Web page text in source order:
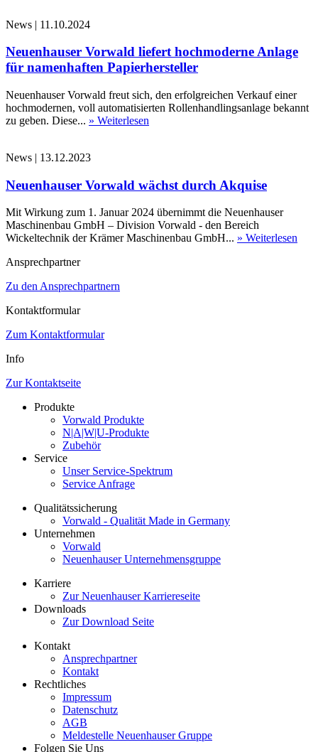
News | 11.10.2024
Neuenhauser Vorwald liefert hochmoderne Anlage
für namenhaften Papierhersteller
Neuenhauser Vorwald freut sich, den erfolgreichen Verkauf einer
hochmodernen, voll automatisierten Rollenhandlingsanlage bekannt
zu geben. Diese... » Weiterlesen
News | 13.12.2023
Neuenhauser Vorwald wächst durch Akquise
Mit Wirkung zum 1. Januar 2024 übernimmt die Neuenhauser
Maschinenbau GmbH – Division Vorwald - den Bereich
Wickeltechnik der Krämer Maschinenbau GmbH... » Weiterlesen
Ansprechpartner
Zu den Ansprechpartnern
Kontaktformular
Zum Kontaktformular
Info
Zur Kontaktseite
Produkte
Vorwald Produkte
N|A|W|U-Produkte
Zubehör
Service
Unser Service-Spektrum
Service Anfrage
Qualitätssicherung
Vorwald - Qualität Made in Germany
Unternehmen
Vorwald
Neuenhauser Unternehmensgruppe
Karriere
Zur Neuenhauser Karriereseite
Downloads
Zur Download Seite
Kontakt
Ansprechpartner
Kontakt
Rechtliches
Impressum
Datenschutz
AGB
Meldestelle Neuenhauser Gruppe
Folgen Sie Uns